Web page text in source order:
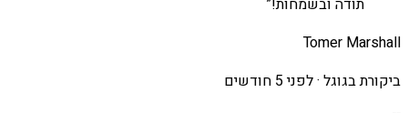
תודה ובשמחות!”
Tomer Marshall
ביקורת בגוגל ·לפני 5 חודשים